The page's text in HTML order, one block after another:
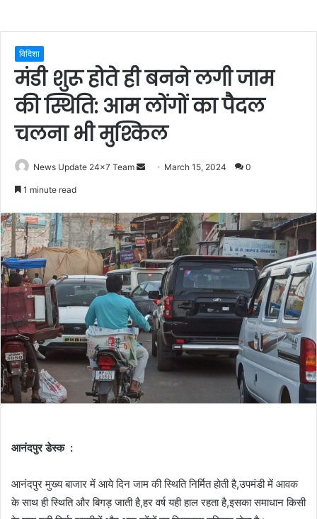
विदिशा
मंडी शुरू होते ही बनने लगी जाम
की स्थिति: आम लोंगों का पैदल
चलना भी मुश्किल
News Update 24x7 Team
Send March 15, 2024 0
1 minute read
आनंदपुर डेस्क :
आनंदपुर मुख्य बाजार में आये दिन जाम की स्थिति निर्मित होती है,उपमंडी में आवक
के साथ ही स्थिति और बिगड़ जाती है,हर वर्ष यही हाल रहता है,इसका समाधान किसी